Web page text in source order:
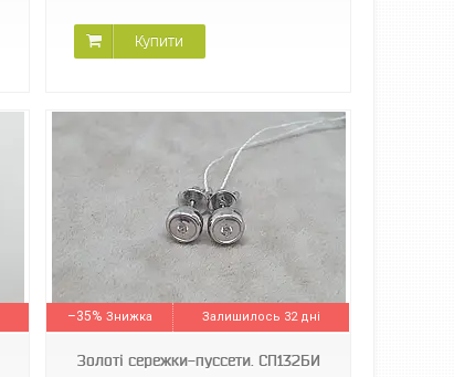
Купити
–35%
Залишилось 32 дні
Золоті сережки-пуссети. СП132БИ